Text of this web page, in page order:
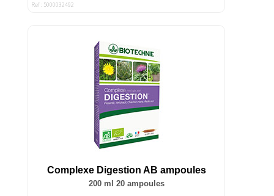
Ref : 5000032492
Complexe Digestion AB ampoules
200 ml 20 ampoules